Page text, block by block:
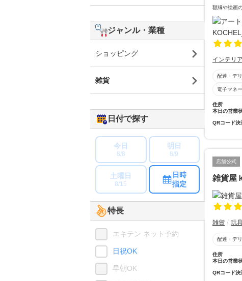
額縁や絵画
インテリア
配達・デ
電子マネ
住所
本日の営業
QRコード決
店舗公式
雑貨屋
雑貨 玩
配達・デ
住所
本日の営業
QRコード決
ジャンル・業種
ショッピング
雑貨
日付で探す
今日
8/8
明日
8/9
土曜日
8/15
日時
指定
特長
エキテン ネット予約
日祝OK
早朝OK